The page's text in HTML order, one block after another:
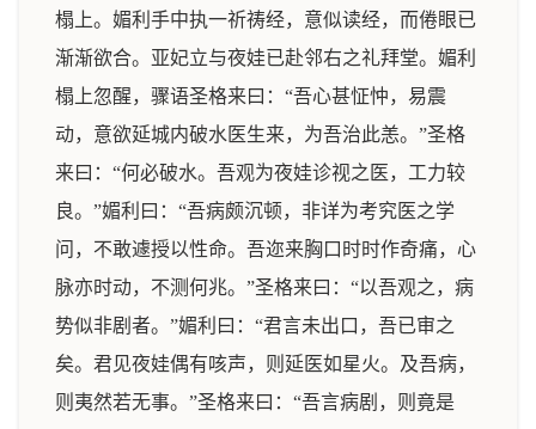
榻上。媚利手中执一祈祷经，意似读经，而倦眼已
渐渐欲合。亚妃立与夜娃已赴邻右之礼拜堂。媚利
榻上忽醒，骤语圣格来曰：“吾心甚怔忡，易震
动，意欲延城内破水医生来，为吾治此恙。”圣格
来曰：“何必破水。吾观为夜娃诊视之医，工力较
良。”媚利曰：“吾病颇沉顿，非详为考究医之学
问，不敢遽授以性命。吾迩来胸口时时作奇痛，心
脉亦时动，不测何兆。”圣格来曰：“以吾观之，病
势似非剧者。”媚利曰：“君言未出口，吾已审之
矣。君见夜娃偶有咳声，则延医如星火。及吾病，
则夷然若无事。”圣格来曰：“吾言病剧，则竟是